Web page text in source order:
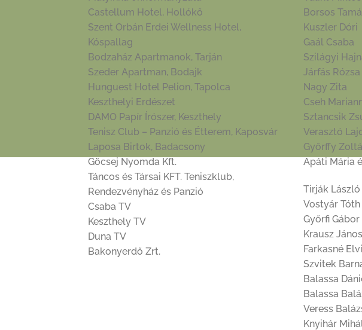
Castellum Hotel, Hollókő
Szent Orbán Erdei Wellness Hotel,
Kóspallag
Bodzaház Apartmanok, Tarján
Szeder Apartman, Bodajk
Hunguest Hotel Pelion, Tapolca
Keszthelyi Erdészet
DAMO Papír Írószer, Keszthely
Tenisz Club – Panzió és Étterem, Kaposvár
Laposa Birtok, Badacsony
Göcsej Nyomda Kft.
Táncos és Társai KFT. Teniszklub,
Rendezvényház és Panzió
Csaba TV
Keszthely TV
Duna TV
Bakonyerdő Zrt.
Borsos
Kuszler Dóri
Gaál Csaba
Szilágyi
Járfás Rózsa
Nagy Zita
Cseh
Sztancsik
Verasztó
Győrffy
Apáti Mária
Tirják László
Vostyár
Győrfi Gábor
Krausz János
Farkasné
Szvitek
Balassa
Balassa
Veress
Knyihár